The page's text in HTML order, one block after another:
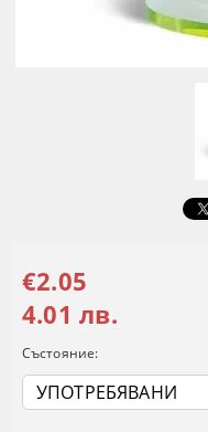
€2.05
4.01 лв.
Състояние: